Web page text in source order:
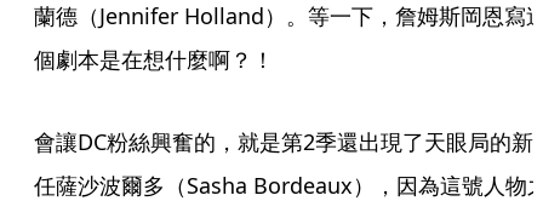
蘭德（Jennifer Holland）。等一下，詹姆斯岡恩寫
個劇本是在想什麼啊？！
會讓DC粉絲興奮的，就是第2季還出現了天眼局的新
任薩沙波爾多（Sasha Bordeaux），因為這號人物